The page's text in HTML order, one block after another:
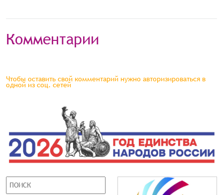
Комментарии
Чтобы оставить свой комментарий нужно авторизироваться в
одной из соц. сетей